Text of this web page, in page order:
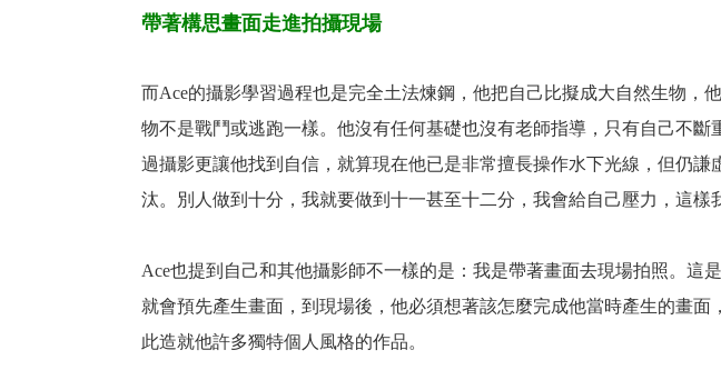
帶著構思畫面走進拍攝現場
而Ace的攝影學習過程也是完全土法煉鋼，他把自己比擬成大自然生物，
物不是戰鬥或逃跑一樣。他沒有任何基礎也沒有老師指導，只有自己不
過攝影更讓他找到自信，就算現在他已是非常擅長操作水下光線，但仍
汰。別人做到十分，我就要做到十一甚至十二分，我會給自己壓力，這樣
Ace也提到自己和其他攝影師不一樣的是：我是帶著畫面去現場拍照。這
就會預先產生畫面，到現場後，他必須想著該怎麼完成他當時產生的畫
此造就他許多獨特個人風格的作品。